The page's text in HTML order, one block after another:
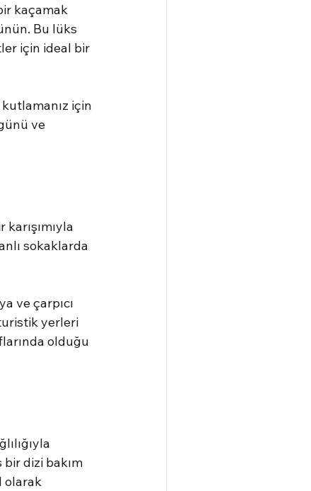
kaçamak
Bu lüks
için ideal bir
için
ve
sokaklarda
ve çarpıcı
yerleri
olduğu
dizi bakım
olarak